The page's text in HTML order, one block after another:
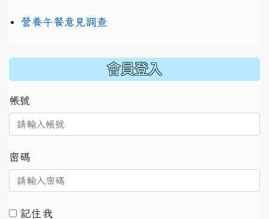
營養午餐意見調查
會員登入
帳號
密碼
記住我